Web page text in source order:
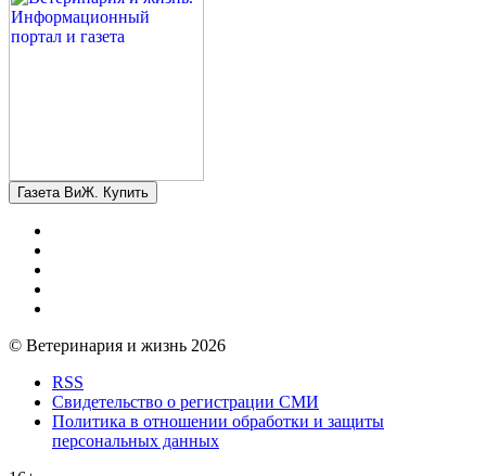
Газета ВиЖ. Купить
© Ветеринария и жизнь 2026
RSS
Свидетельство о регистрации СМИ
Политика в отношении обработки и защиты
персональных данных